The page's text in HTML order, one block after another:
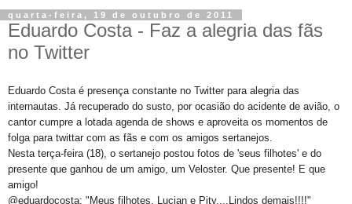
quarta-feira, 19 de outubro de 2011
Eduardo Costa - Faz a alegria das fãs
no Twitter
Eduardo Costa é presença constante no Twitter para alegria das
internautas. Já recuperado do susto, por ocasião do acidente de avião, o
cantor cumpre a lotada agenda de shows e aproveita os momentos de
folga para twittar com as fãs e com os amigos sertanejos.
Nesta terça-feira (18), o sertanejo postou fotos de 'seus filhotes' e do
presente que ganhou de um amigo, um Veloster. Que presente! E que
amigo!
@eduardocosta: "Meus filhotes, Lucian e Pity....Lindos demais!!!!"